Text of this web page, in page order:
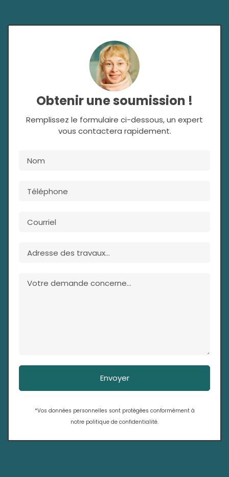
Obtenir une soumission !
Remplissez le formulaire ci-dessous, un expert
vous contactera rapidement.
Envoyer
*Vos données personnelles sont protégées conformément à
notre politique de confidentialité.